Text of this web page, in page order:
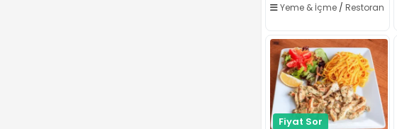
Yeme & İçme /Restoran
Fiyat Sor